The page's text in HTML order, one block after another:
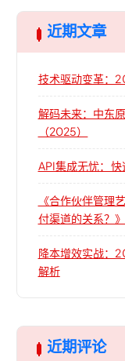
近期文章
技术驱动变革：
解码未来：中东
（2025）
API集成无忧：
《合作伙伴管理
付渠道的关系？》
降本增效实战：
解析
近期评论